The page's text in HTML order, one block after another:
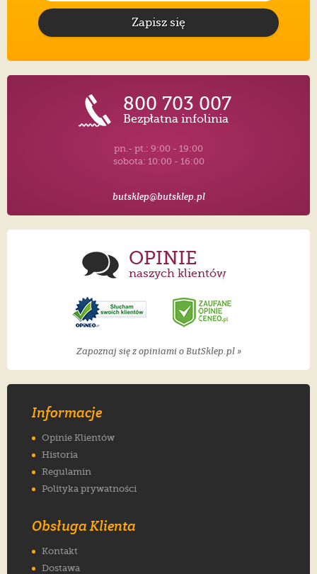
Zapisz się
800 703 007
Bezpłatna infolinia
pn.- pt.: 9:00 - 19:00
sobota: 10:00 - 16:00
butsklep@butsklep.pl
OPINIE
naszych klientów
Zapoznaj się z opiniami o ButSklep.pl »
Informacje
Opinie Klientów
Historia
Regulamin
Polityka prywatności
Obsługa Klienta
Kontakt
Dostawa